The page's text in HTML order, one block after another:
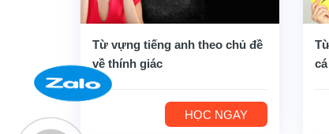
Từ vựng tiếng anh theo chủ đề
về thính giác
HỌC NGAY